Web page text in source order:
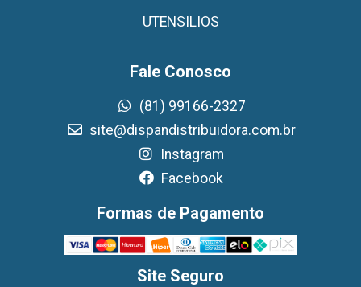
UTENSILIOS
Fale Conosco
(81) 99166-2327
site@dispandistribuidora.com.br
Instagram
Facebook
Formas de Pagamento
Site Seguro